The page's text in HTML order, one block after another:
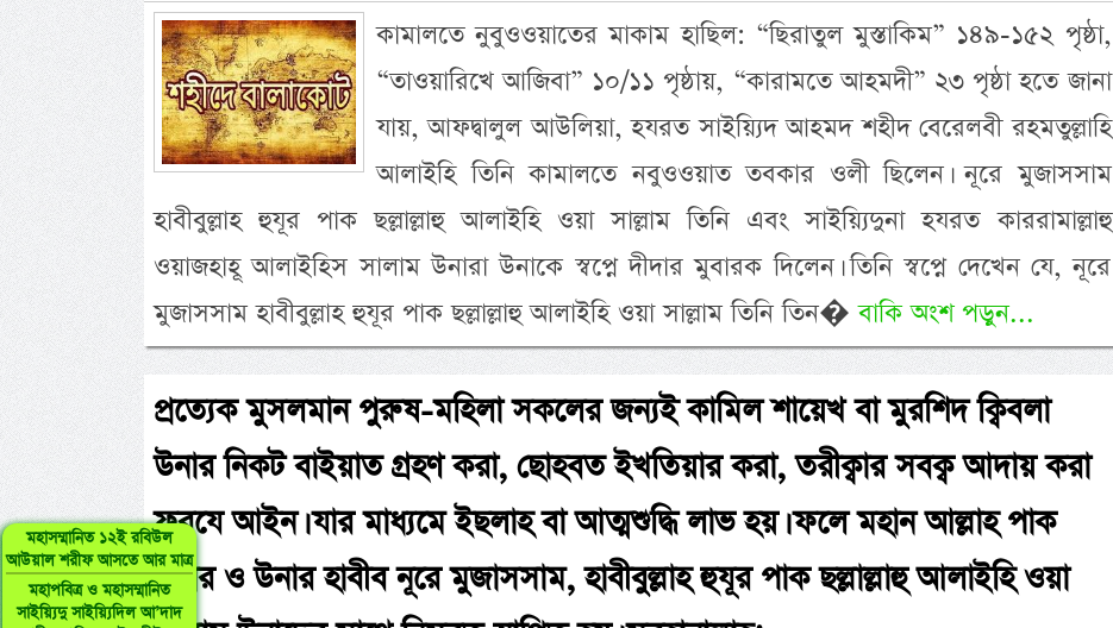
মহাসম্মানিত ১২ই রবিউল
আউয়াল শরীফ আসতে আর মাত্র
মহাপবিত্র ও মহাসম্মানিত
সাইয়্যিদু সাইয়্যিদিল আ’দাদ
কামালতে নুবুওওয়াতের মাকাম হাছিল: “ছিরাতুল মুস্তাকিম” ১৪৯-১৫২ পৃষ্ঠা,
“তাওয়ারিখে আজিবা” ১০/১১ পৃষ্ঠায়, “কারামতে আহমদী” ২৩ পৃষ্ঠা হতে জানা
যায়, আফদ্বালুল আউলিয়া, হযরত সাইয়্যিদ আহমদ শহীদ বেরেলবী রহমতুল্লাহি
আলাইহি তিনি কামালতে নবুওওয়াত তবকার ওলী ছিলেন। নূরে মুজাসসাম
হাবীবুল্লাহ হুযূর পাক ছল্লাল্লাহু আলাইহি ওয়া সাল্লাম তিনি এবং সাইয়্যিদুনা হযরত কাররামাল্লাহু
ওয়াজহাহূ আলাইহিস সালাম উনারা উনাকে স্বপ্নে দীদার মুবারক দিলেন। তিনি স্বপ্নে দেখেন যে, নূরে
মুজাসসাম হাবীবুল্লাহ হুযূর পাক ছল্লাল্লাহু আলাইহি ওয়া সাল্লাম তিনি তিন�বাকি অংশ পড়ুন...
প্রত্যেক মুসলমান পুরুষ-মহিলা সকলের জন্যই কামিল শায়েখ বা মুরশিদ ক্বিবলা
উনার নিকট বাইয়াত গ্রহণ করা, ছোহবত ইখতিয়ার করা, তরীক্বার সবক্ব আদায় করা
ফরযে আইন। যার মাধ্যমে ইছলাহ বা আত্মশুদ্ধি লাভ হয়। ফলে মহান আল্লাহ পাক
উনার ও উনার হাবীব নূরে মুজাসসাম, হাবীবুল্লাহ হুযূর পাক ছল্লাল্লাহু আলাইহি ওয়া